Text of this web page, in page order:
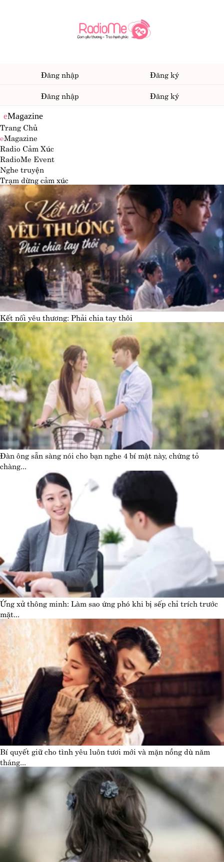
Đăng nhập
Đăng ký
Đăng nhập
Đăng ký
eMagazine
Trang Chủ
eMagazine
Radio Cảm Xúc
RadioMe Event
Nghe truyện
Trạm dừng cảm xúc
Kết nối yêu thương: Phải chia tay thôi
Đàn ông sẵn sàng nói cho bạn nghe 4 bí mật này, chứng tỏ
chàng...
Ứng xử thông minh: Làm sao ứng phó khi bị sếp chỉ trích trước
mặt...
Bí quyết giữ cho tình yêu luôn tươi mới và mặn nồng dù năm
tháng...